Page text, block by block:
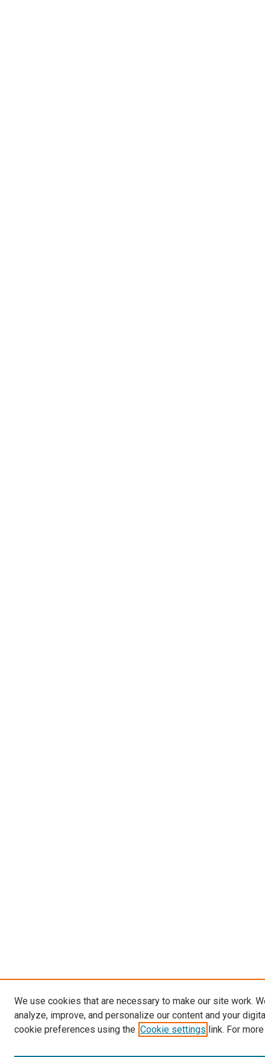
We use cookies that are necessary to make our site work.
analyze, improve, and personalize our content and your
cookie preferences using the Cookie settings link. For